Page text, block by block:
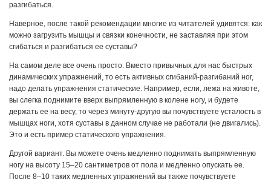
разгибаться.
Наверное, после такой рекомендации многие из читателей удивятся: как
можно загрузить мышцы и связки конечности, не заставляя при этом
сгибаться и разгибаться ее суставы?
На самом деле все очень просто. Вместо привычных для нас быстрых
динамических упражнений, то есть активных сгибаний-разгибаний ног,
надо делать упражнения статические. Например, если, лежа на животе,
вы слегка поднимите вверх выпрямленную в колене ногу, и будете
держать ее на весу, то через минуту-другую вы почувствуете усталость в
мышцах ноги, хотя суставы в данном случае не работали (не двигались).
Это и есть пример статического упражнения.
Другой вариант. Вы можете очень медленно поднимать выпрямленную
ногу на высоту 15–20 сантиметров от пола и медленно опускать ее.
После 8–10 таких медленных упражнений вы также почувствуете